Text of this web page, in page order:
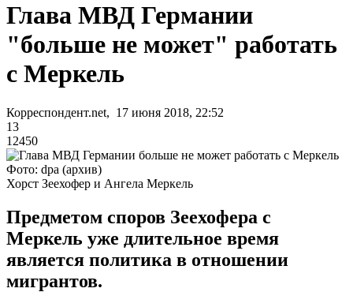
Глава МВД Германии
"больше не может" работать
с Меркель
Корреспондент.net, 17 июня 2018, 22:52
13
12450
Фото: dpa (архив)
Хорст Зеехофер и Ангела Меркель
Предметом споров Зеехофера с
Меркель уже длительное время
является политика в отношении
мигрантов.